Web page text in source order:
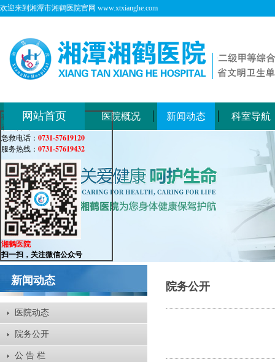
欢迎来到湘潭市湘鹤医院官网 www.xtxianghe.com
网站首页 医院概况 新闻动态 科室导航
新闻动态
医院动态
院务公开
公 告 栏
院务公开
在线客服
在线咨询：
急救电话： 0731-57619120
服务热线： 0731-57619432
湘鹤医院
扫一扫，关注微信公众号